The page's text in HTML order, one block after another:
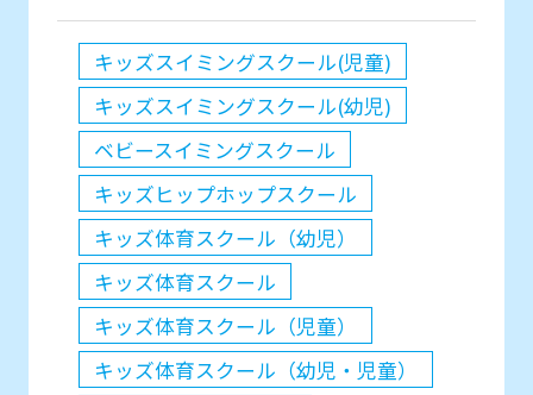
キッズスイミングスクール(児童)
キッズスイミングスクール(幼児)
ベビースイミングスクール
キッズヒップホップスクール
キッズ体育スクール（幼児）
キッズ体育スクール
キッズ体育スクール（児童）
キッズ体育スクール（幼児・児童）